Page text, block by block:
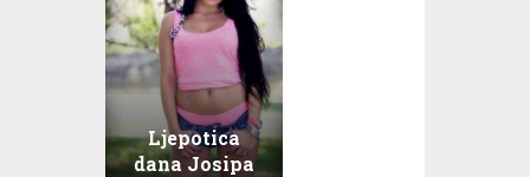
Ljepotica
dana Josipa